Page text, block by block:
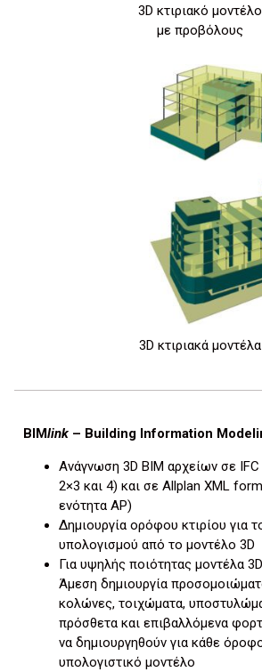
3D κτιριακό μοντέλο
με προβόλους
3D κτιριακά μοντέλα
BIMlink – Building Information
Ανάγνωση 3D BIM αρχείων σε
2×3 και 4) και σε Allplan XML
ενότητα AP)
Δημιουργία ορόφου κτιρίου για
υπολογισμού από το μοντέλο 3D
Για υψηλής ποιότητας μοντέλα
Άμεση δημιουργία
κολώνες, τοιχώματα,
πρόσθετα και επιβαλλόμενα
να δημιουργηθούν για κάθε
υπολογιστικό μοντέλο